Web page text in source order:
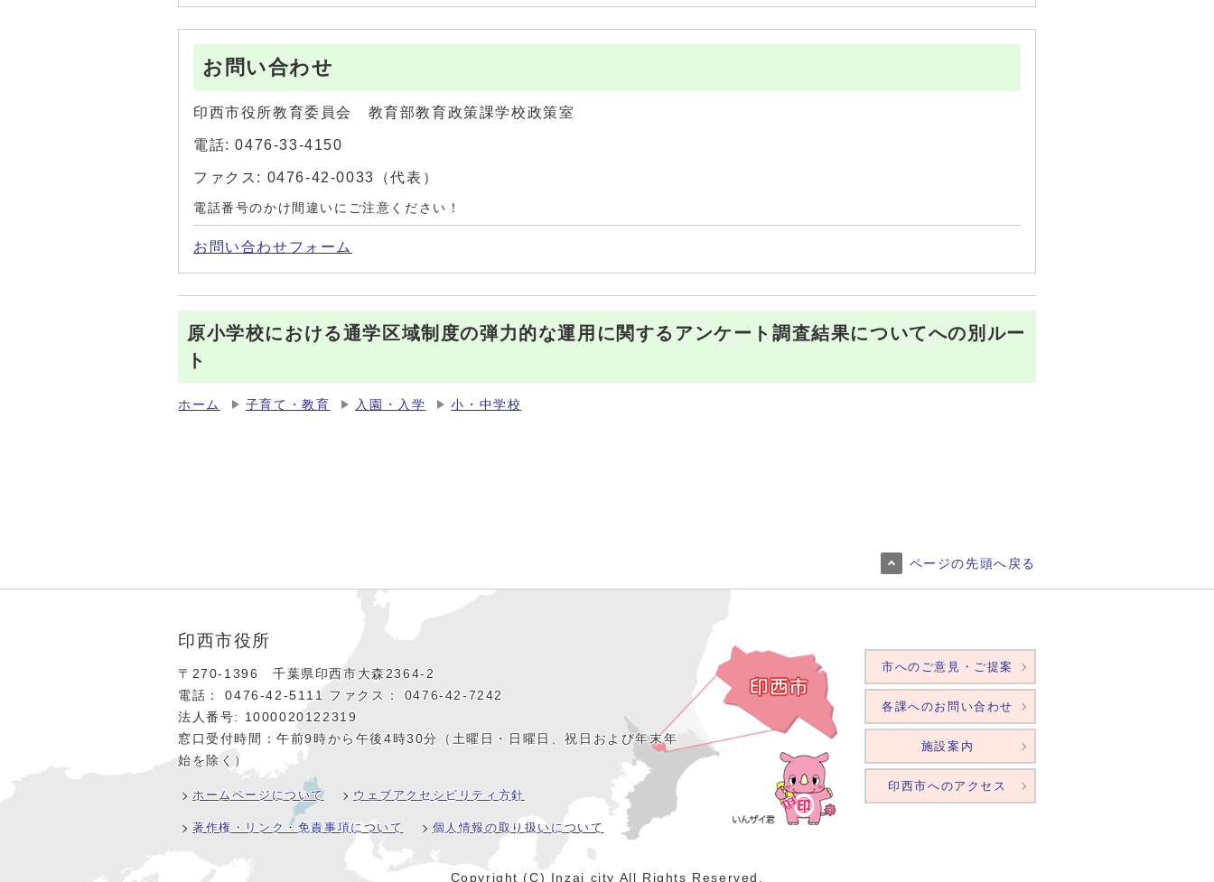
お問い合わせ
印西市役所教育委員会 教育部教育政策課学校政策室
電話: 0476-33-4150
ファクス: 0476-42-0033（代表）
電話番号のかけ間違いにご注意ください！
お問い合わせフォーム
原小学校における通学区域制度の弾力的な運用に関するアンケート調査結果についてへの別ルー
ト
ホーム 子育て・教育 入園・入学 小・中学校
ページの先頭へ戻る
印西市役所
〒270-1396 千葉県印西市大森2364‐2
電話： 0476‐42‐5111 ファクス： 0476‐42‐7242
法人番号: 1000020122319
窓口受付時間：午前9時から午後4時30分（土曜日・日曜日、祝日および年末年
始を除く）
ホームページについて ウェブアクセシビリティ方針
著作権・リンク・免責事項について 個人情報の取り扱いについて
市へのご意見・ご提案
各課へのお問い合わせ
施設案内
印西市へのアクセス
Copyright (C) Inzai city All Rights Reserved.